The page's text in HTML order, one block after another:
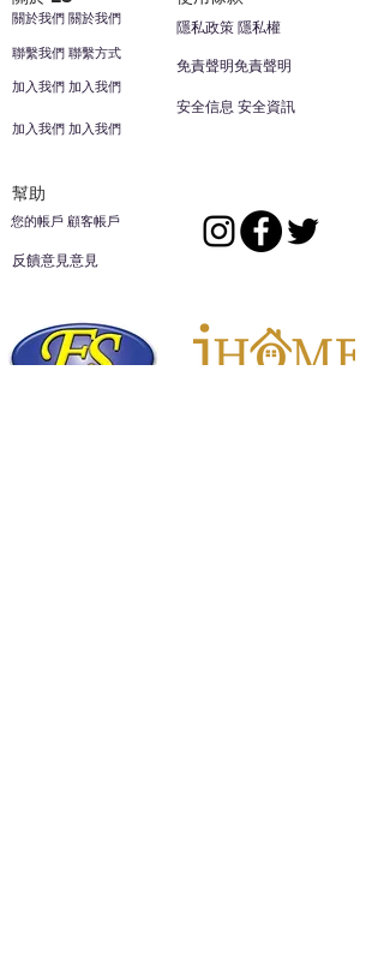
聯繫我們 聯繫方式
加入我們 加入我們
關於我們 關於我們
加入我們 加入我們
安全信息 安全資訊
免責聲明免責聲明
隱私政策 隱私權
幫助
您的帳戶 顧客帳戶
反饋意見意見